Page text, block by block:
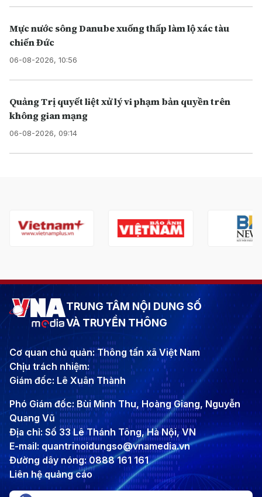
Mực nước sông Danube xuống thấp làm lộ xác tàu
chiến Đức
06-08-2026, 10:56
Quảng Trị quyết liệt xử lý vi phạm bản quyền trên
không gian mạng
06-08-2026, 09:14
TRUNG TÂM NỘI DUNG SỐ
VÀ TRUYỀN THÔNG
Cơ quan chủ quản: Thông tấn xã Việt Nam
Chịu trách nhiệm:
Giám đốc: Lê Xuân Thành
Phó Giám đốc: Bùi Minh Thu, Hoàng Giang, Nguyễn
Quang Vũ
Địa chỉ: Số 33 Lê Thánh Tông, Hà Nội, VN
E-mail: quantrinoidungso@vnamedia.vn
Đường dây nóng: 0888 161 161
Liên hệ quảng cáo